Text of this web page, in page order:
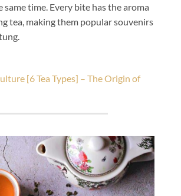
same time. Every bite has the aroma
tea, making them popular souvenirs
[6 Tea Types] – The Origin of